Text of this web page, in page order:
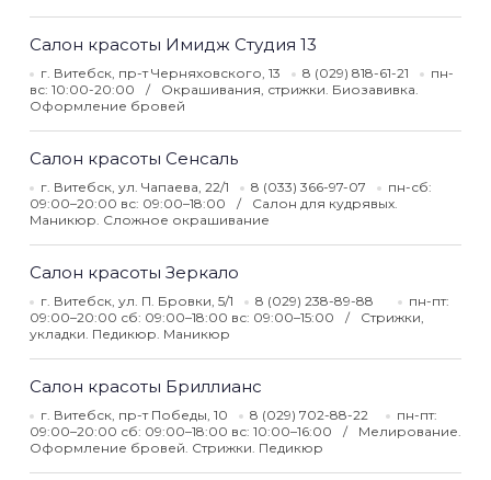
Салон красоты Имидж Студия 13
г. Витебск, пр-т Черняховского, 13 8 (029) 818-61-21
пн-
вс: 10:00-20:00
Окрашивания, стрижки. Биозавивка.
Оформление бровей
Салон красоты Сенсаль
г. Витебск, ул. Чапаева, 22/1 8 (033) 366-97-07
пн-сб:
09:00–20:00 вс: 09:00–18:00
Салон для кудрявых.
Маникюр. Сложное окрашивание
Салон красоты Зеркало
г. Витебск, ул. П. Бровки, 5/1 8 (029) 238-89-88
пн-пт:
09:00–20:00 сб: 09:00–18:00 вс: 09:00–15:00
Стрижки,
укладки. Педикюр. Маникюр
Салон красоты Бриллианс
г. Витебск, пр-т Победы, 10 8 (029) 702-88-22
пн-пт:
09:00–20:00 сб: 09:00–18:00 вс: 10:00–16:00
Мелирование.
Оформление бровей. Стрижки. Педикюр